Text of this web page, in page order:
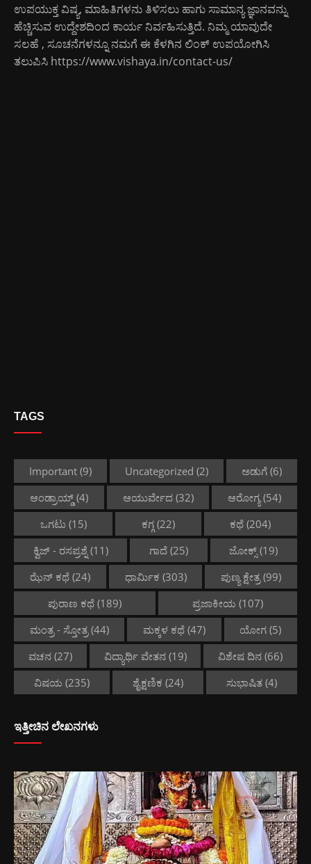
ಉಪಯುಕ್ತ ವಿಷ್ಯ, ಮಾಹಿತಿಗಳನು ತಿಳಿಸಲು ಹಾಗು ಸಾಮಾನ್ಯ ಜ್ಞಾನವನ್ನು
ಹೆಚ್ಚಿಸುವ ಉದ್ದೇಶದಿಂದ ಕಾರ್ಯ ನಿರ್ವಹಿಸುತ್ತಿದೆ. ನಿಮ್ಮ ಯಾವುದೇ
ಸಲಹೆ , ಸೂಚನೆಗಳನ್ನೂ ನಮಗೆ ಈ ಕೆಳಗಿನ ಲಿಂಕ್ ಉಪಯೋಗಿಸಿ
ತಲುಪಿಸಿ https://www.vishaya.in/contact-us/
TAGS
Important (9) Uncategorized (2) ಅಡುಗೆ (6)
ಆಂಡ್ರಾಯ್ಡ್(4) ಆಯುರ್ವೇದ(32) ಆರೋಗ್ಯ (54)
ಒಗಟು(15) ಕಗ್ಗ(22) ಕಥೆ (204)
ಕ್ವಿಜ್ - ರಸಪ್ರಶ್ನೆ (11) ಗಾದೆ(25) ಜೋಕ್ಸ್ (19)
ಝೆನ್ ಕಥೆ(24) ಧಾರ್ಮಿಕ (303) ಪುಣ್ಯ ಕ್ಷೇತ್ರ(99)
ಪುರಾಣ ಕಥೆ (189) ಪ್ರಜಾಕೀಯ (107)
ಮಂತ್ರ - ಸ್ತೋತ್ರ(44) ಮಕ್ಕಳ ಕಥೆ(47) ಯೋಗ (5)
ವಚನ(27) ವಿದ್ಯಾರ್ಥಿ ವೇತನ(19) ವಿಶೇಷ ದಿನ (66)
ವಿಷಯ (235) ಶೈಕ್ಷಣಿಕ (24) ಸುಭಾಷಿತ (4)
ಇತ್ತೀಚಿನ ಲೇಖನಗಳು